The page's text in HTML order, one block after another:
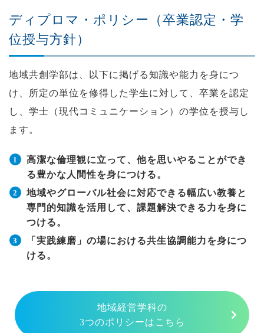
ディプロマ・ポリシー（卒業認定・学
位授与方針）
地域共創学部は、以下に掲げる知識や能力を身につ
け、所定の単位を修得した学生に対して、卒業を認定
し、学士（現代コミュニケーション）の学位を授与し
ます。
高潔な倫理観に立って、他を思いやることができ
る豊かな人間性を身につける。
地域やグローバル社会に対応できる幅広い教養と
専門的知識を活用して、課題解決できる力を身に
つける。
「実践練磨」の場における共生協調能力を身につ
ける。
地域経営学科の
3つのポリシーはこちら